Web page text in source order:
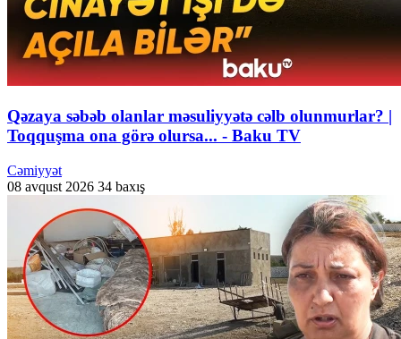
Qəzaya səbəb olanlar məsuliyyətə cəlb olunmurlar? |
Toqquşma ona görə olursa... - Baku TV
Cəmiyyət
08 avqust 2026 34 baxış